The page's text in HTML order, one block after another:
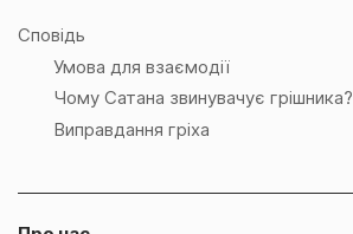
Сповідь
Умова для взаємодії
Чому Сатана звинувачує грішника?
Виправдання гріха